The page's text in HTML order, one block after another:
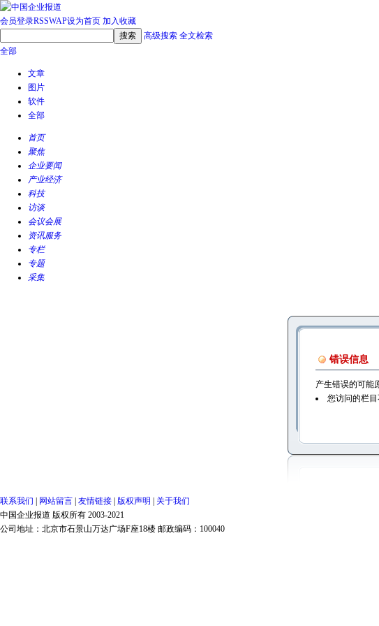
会员登录RSSWAP设为首页 加入收藏
高级搜索 全文检索
全部
文章
图片
软件
全部
首页
聚焦
企业要闻
产业经济
科技
访谈
会议会展
资讯服务
专栏
专题
采集
错误信息
产生错误的可能
您访问的栏目
联系我们 网站留言 友情链接 版权声明
关于我们
中国企业报道 版权所有 2003-2021
公司地址：北京市石景山万达广场F座18楼 邮政编码：100040